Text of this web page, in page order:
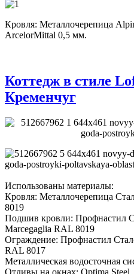
Кровля: Металлочерепица
ArcelorMittal 0,5 мм.
Коттедж в стиле
Кременчуг
Использованы материалы:
Кровля: Металлочерепица
8019
Подшив кровли: Профнастил
Marcegaglia RAL 8019
Ограждение: Профнастил
RAL 8017
Металлическая водосточная
Отливы на окнах: Optima